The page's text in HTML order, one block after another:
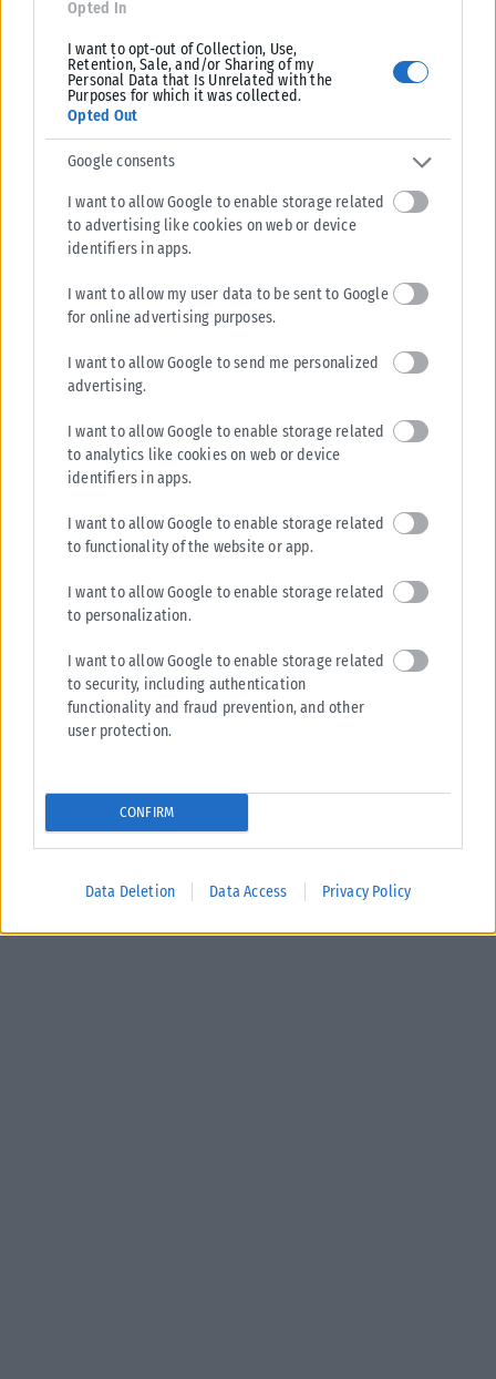
Opted In
I want to opt-out of Collection, Use,
Retention, Sale, and/or Sharing of my
Personal Data that Is Unrelated with the
Purposes for which it was collected.
Opted Out
Google consents
I want to allow Google to enable storage related
to advertising like cookies on web or device
identifiers in apps.
I want to allow my user data to be sent to Google
for online advertising purposes.
I want to allow Google to send me personalized
advertising.
I want to allow Google to enable storage related
to analytics like cookies on web or device
identifiers in apps.
I want to allow Google to enable storage related
to functionality of the website or app.
I want to allow Google to enable storage related
to personalization.
I want to allow Google to enable storage related
to security, including authentication
functionality and fraud prevention, and other
user protection.
CONFIRM
Data Deletion Data Access Privacy Policy